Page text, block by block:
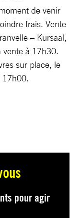
de venir
frais. Vente
– Kursaal,
vente à 17h30.
sur place, le
17h00.
pour agir